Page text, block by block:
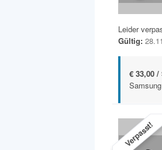
Leider
Gültig:
€ 33,00 /
Verpasst!